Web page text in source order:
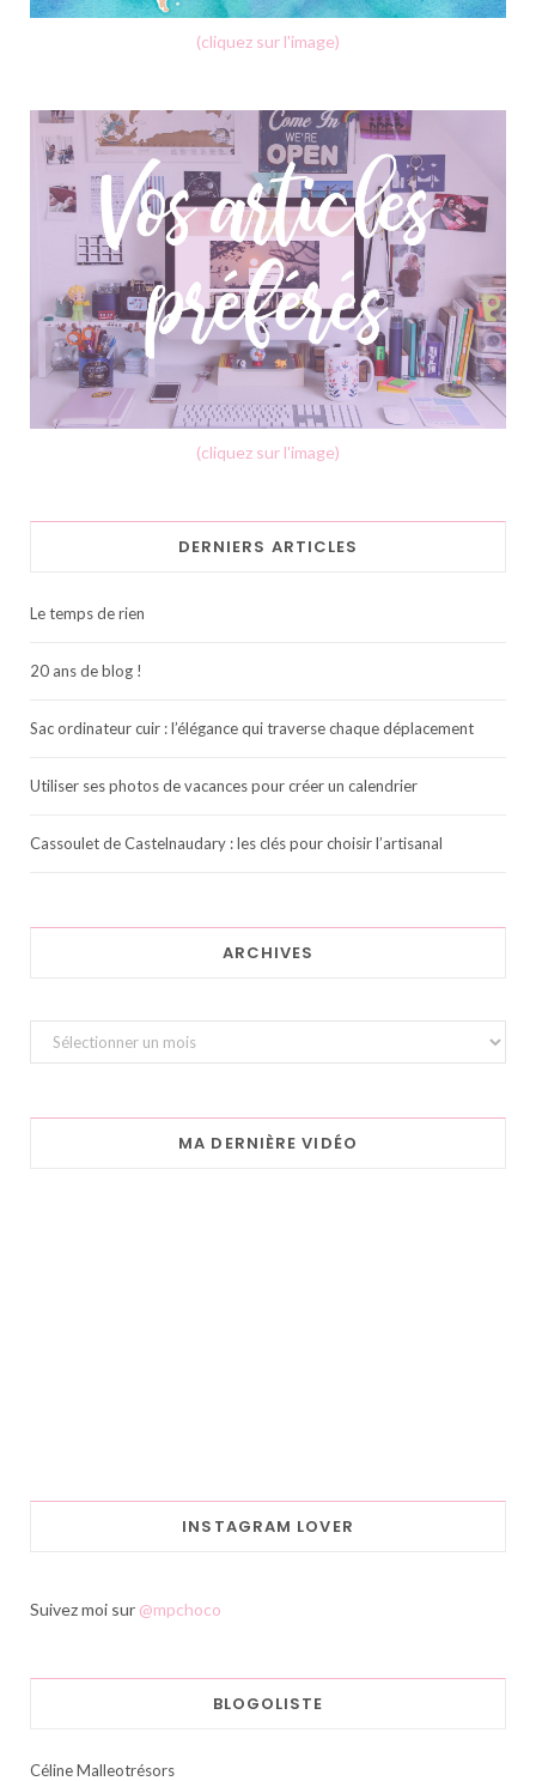
(cliquez sur l'image)
(cliquez sur l'image)
DERNIERS ARTICLES
Le temps de rien
20 ans de blog !
Sac ordinateur cuir : l’élégance qui traverse chaque déplacement
Utiliser ses photos de vacances pour créer un calendrier
Cassoulet de Castelnaudary : les clés pour choisir l’artisanal
ARCHIVES
Archives
MA DERNIÈRE VIDÉO
INSTAGRAM LOVER
Suivez moi sur @mpchoco
BLOGOLISTE
Céline Malleotrésors